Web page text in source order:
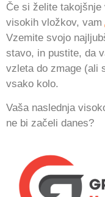
Če si želite
visokih vložkov, vam
Vzemite svojo
stavo, in pustite, da
vzleta do zmage (ali
vsako kolo.
Vaša naslednja
ne bi začeli danes?